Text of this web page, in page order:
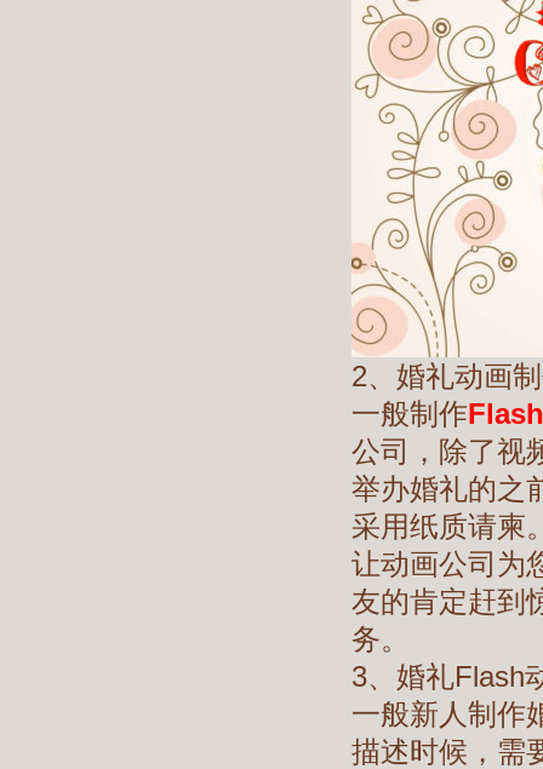
2、婚礼动画
一般制作
公司，除了视
举办婚礼的之
采用纸质请柬
让动画公司为
友的肯定赶到
务。
3、婚礼Flash
一般新人制作
描述时候，需